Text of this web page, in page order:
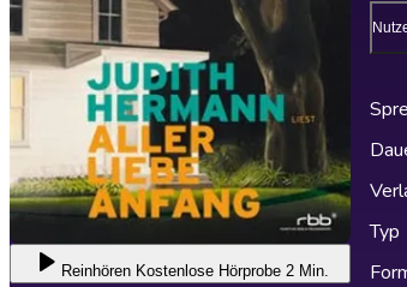
Reinhören Kostenlose Hörprobe 2 Min.
Typ